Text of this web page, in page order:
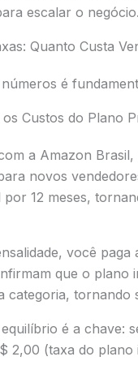
escalar o negócio.
Quanto Custa
é
Custos do Plano
a Amazon
novos
por 12 meses,
você
que o plano
categoria, tornando
é a chave:
2,00 (taxa do